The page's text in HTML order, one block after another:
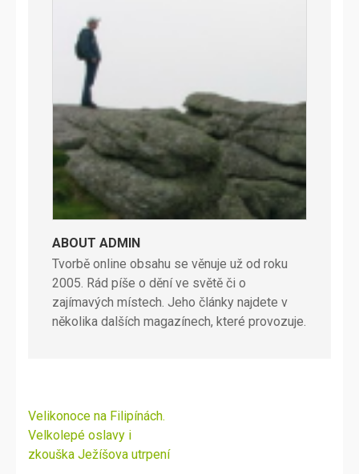
ABOUT ADMIN
Tvorbě online obsahu se věnuje už od roku
2005. Rád píše o dění ve světě či o
zajímavých místech. Jeho články najdete v
několika dalších magazínech, které provozuje.
Navigace
pro
příspěvek
Velikonoce na Filipínách.
Velkolepé oslavy i
zkouška Ježíšova utrpení